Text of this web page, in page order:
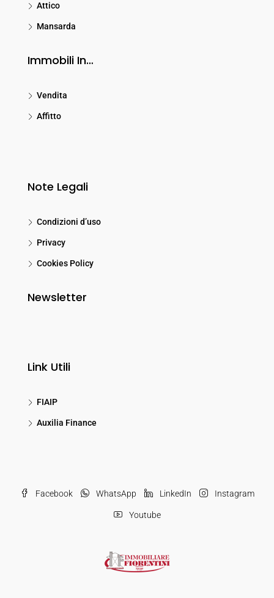
Attico
Mansarda
Immobili In…
Vendita
Affitto
Note Legali
Condizioni d’uso
Privacy
Cookies Policy
Newsletter
Link Utili
FIAIP
Auxilia Finance
Facebook WhatsApp LinkedIn Instagram
Youtube